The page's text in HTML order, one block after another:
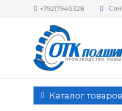
+79217940328
Каталог товаров